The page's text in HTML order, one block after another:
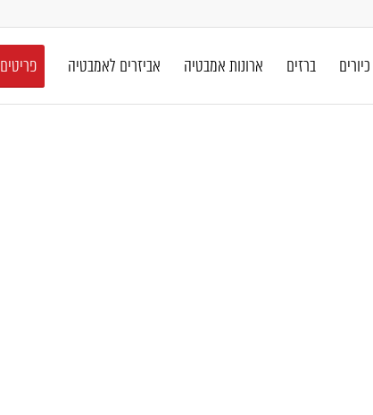
כיורים ברזים ארונות אמבטיה אביזרים לאמבטיה